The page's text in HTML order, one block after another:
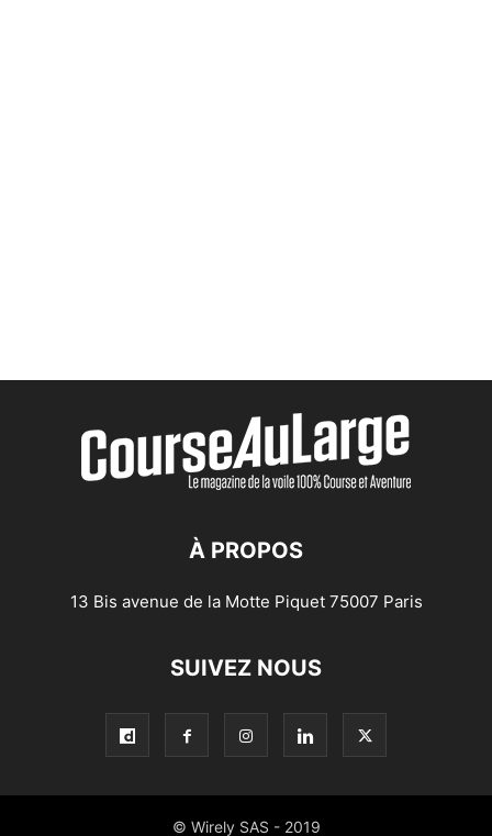
À PROPOS
13 Bis avenue de la Motte Piquet 75007 Paris
SUIVEZ NOUS
© Wirely SAS - 2019